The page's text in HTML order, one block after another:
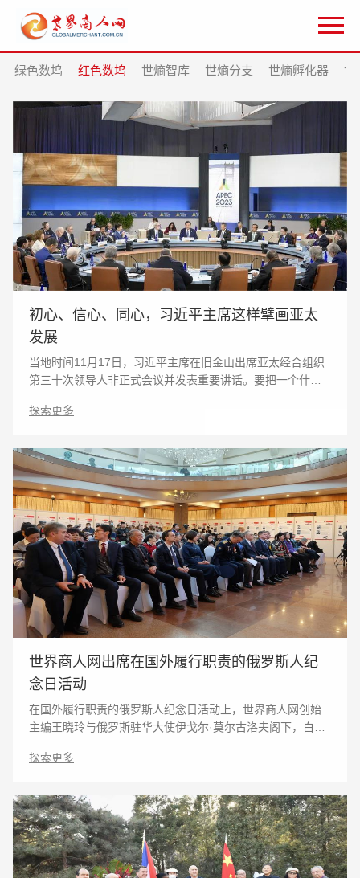
绿色数坞 红色数坞 世熵智库 世熵分支 世熵孵化器 世
初心、信心、同心，习近平主席这样擘画亚太
发展
当地时间11月17日，习近平主席在旧金山出席亚太经合组织
第三十次领导人非正式会议并发表重要讲话。要把一个什么
三十年”？在这一进程中如何更好发挥亚太经合组
探索更多
世界商人网出席在国外履行职责的俄罗斯人纪
念日活动
在国外履行职责的俄罗斯人纪念日活动上，世界商人网创始
主编王晓玲与俄罗斯驻华大使伊戈尔·莫尔古洛夫阁下，白俄
武官，金台艺术馆馆长袁熙坤及俄罗斯
探索更多